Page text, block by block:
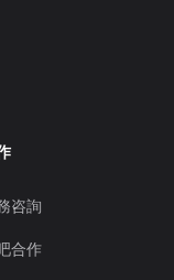
咨詢
合作